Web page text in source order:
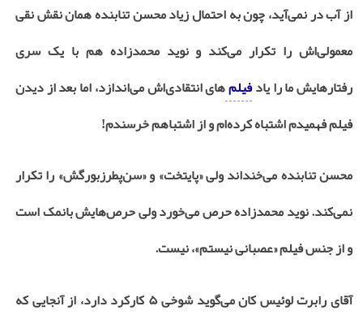
از آب در نمی‌آید، چون به احتمال زیاد محسن تنابنده همان نقش نقی
معمولی‌اش را تکرار می‌کند و نوید محمدزاده هم با یک سری
رفتارهایش ما را یادفیلم‌های انتقادی‌اش می‌اندازد، اما بعد از دیدن
فیلم فهمیدم اشتباه کرده‌ام و از اشتباهم خرسندم!
محسن تنابنده می‌خنداند ولی «پایتخت» و «سن‌پطرزبورگش» را تکرار
نمی‌کند. نوید محمدزاده حرص می‌خورد ولی حرص‌هایش بانمک است
و از جنس فیلم «عصبانی نیستم»، نیست.
آقای رابرت لوئیس کان می‌گوید شوخی ۵ کارکرد دارد، از آنجایی که